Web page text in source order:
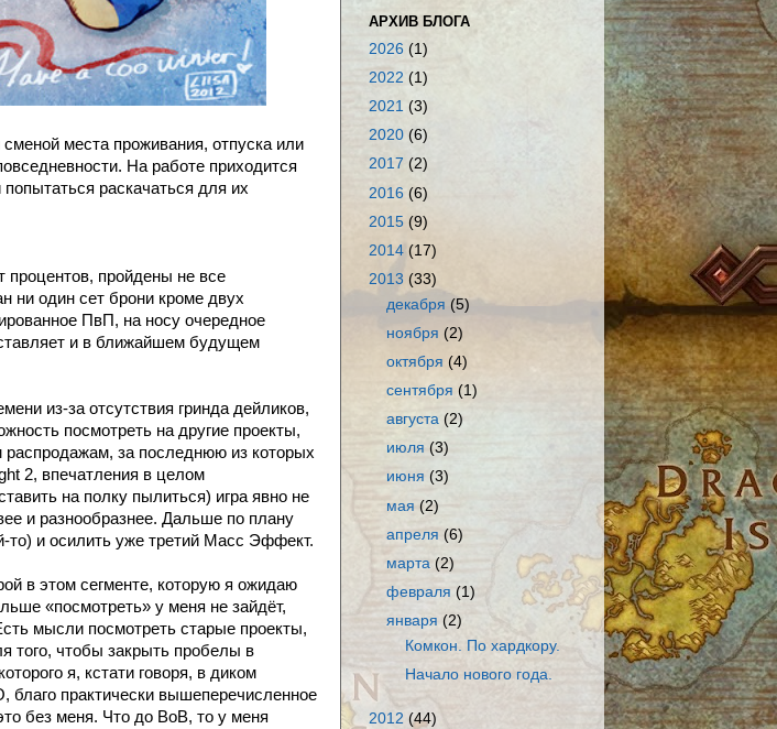
места проживания, отпуска или
На работе приходится
раскачаться для их
процентов, пройдены не все
ни один сет брони кроме двух
ПвП, на носу очередное
и в ближайшем будущем
из-за отсутствия гринда дейликов,
посмотреть на другие проекты,
за последнюю из которых
2, впечатления в целом
на полку пылиться) игра явно не
и разнообразнее. Дальше по плану
то) и осилить уже третий Масс Эффект.
в этом сегменте, которую я ожидаю
«посмотреть» у меня не зайдёт,
мысли посмотреть старые проекты,
того, чтобы закрыть пробелы в
я, кстати говоря, в диком
благо практически вышеперечисленное
без меня. Что до ВоВ, то у меня
АРХИВ БЛОГА
2026 (1)
2022 (1)
2021 (3)
2020 (6)
2017 (2)
2016 (6)
2015 (9)
2014 (17)
2013 (33)
декабря (5)
ноября (2)
октября (4)
сентября (1)
августа (2)
июля (3)
июня (3)
мая (2)
апреля (6)
марта (2)
февраля (1)
января (2)
Комкон. По хардкору.
Начало нового года.
2012 (44)